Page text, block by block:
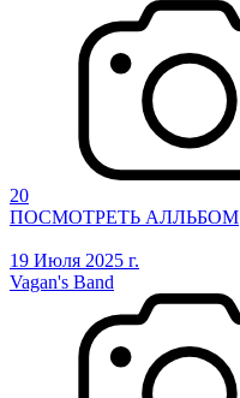
20
ПОСМОТРЕТЬ АЛЛЬБОМ
19 Июля 2025 г.
Vagan's Band